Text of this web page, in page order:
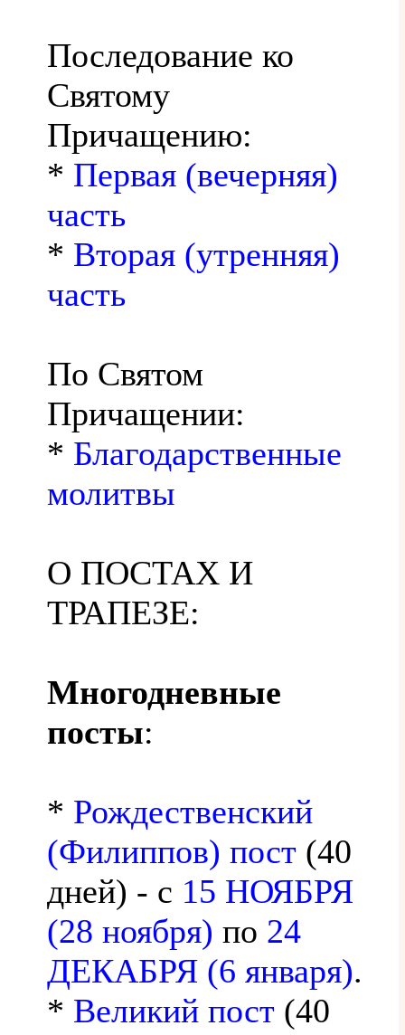
Последование ко
Святому
Причащению:
* Первая (вечерняя)
часть
* Вторая (утренняя)
часть
По Святом
Причащении:
* Благодарственные
молитвы
О ПОСТАХ И
ТРАПЕЗЕ:
Многодневные
посты:
* Рождественский
(Филиппов) пост (40
дней) - с 15 НОЯБРЯ
(28 ноября) по 24
ДЕКАБРЯ (6 января).
* Великий пост (40